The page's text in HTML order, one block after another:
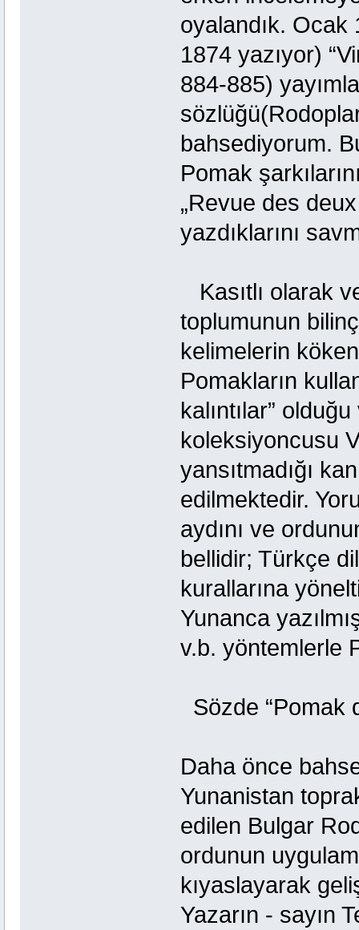
oyalandık.
1874 yazıyor)
884-885)
bahsediyorum.
Pomak
„Revue des
yazdıklarını
Kasıtlı olarak
toplumunun
kelimelerin
Pomakların
kalıntılar”
koleksiyoncusu
yansıtmadığı
edilmektedir.
aydını ve
bellidir; Türkçe
kurallarına
Yunanca
v.b. yöntemlerle
Sözde “Pomak
Daha önce
Yunanistan
edilen Bulgar
ordunun
kıyaslayarak
Yazarın - sayın